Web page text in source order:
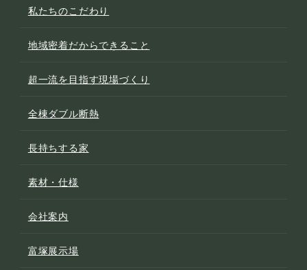
私たちのこだわり
地域密着だからできること
超一流を目指す現場づくり
全棟ダブル断熱
長持ちする家
素材・仕様
会社案内
富塚展示場